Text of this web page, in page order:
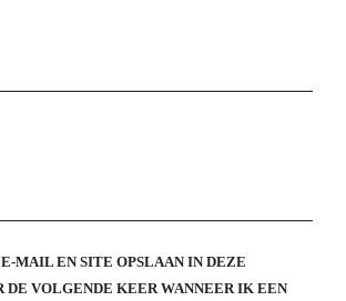
MAIL EN SITE OPSLAAN IN DEZE
DE VOLGENDE KEER WANNEER IK EEN